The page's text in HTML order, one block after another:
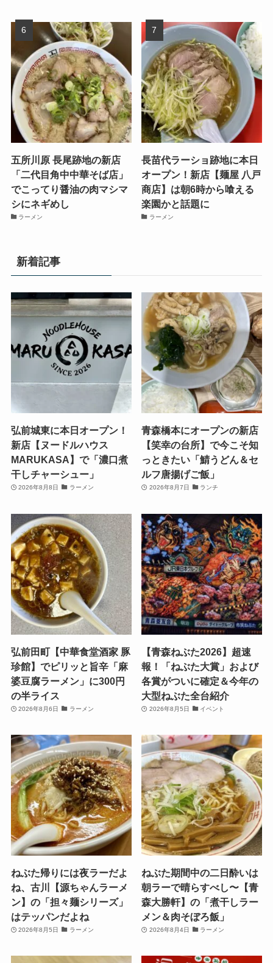
五所川原 長尾跡地の新店
「二代目角中中華そば店」
でこってり醤油の肉マシマ
シにネギめし
ラーメン
長苗代ラーショ跡地に本日
オープン！新店【麺屋 八戸
商店】は朝6時から喰える
楽園かと話題に
ラーメン
新着記事
弘前城東に本日オープン！
新店【ヌードルハウス
MARUKASA】で「濃口煮
干しチャーシュー」
2026年8月8日 ラーメン
青森橋本にオープンの新店
【笑幸の台所】で今こそ知
っときたい「鯖うどん＆セ
ルフ唐揚げご飯」
2026年8月7日 ランチ
弘前田町【中華食堂酒家 豚
珍館】でピリッと旨辛「麻
婆豆腐ラーメン」に300円
の半ライス
2026年8月6日 ラーメン
【青森ねぶた2026】超速
報！「ねぶた大賞」および
各賞がついに確定＆今年の
大型ねぶた全台紹介
2026年8月5日 イベント
ねぶた帰りには夜ラーだよ
ね、古川【源ちゃんラーメ
ン】の「担々麺シリーズ」
はテッパンだよね
2026年8月5日 ラーメン
ねぶた期間中の二日酔いは
朝ラーで晴らすべし〜【青
森大勝軒】の「煮干しラー
メン＆肉そぼろ飯」
2026年8月4日 ラーメン